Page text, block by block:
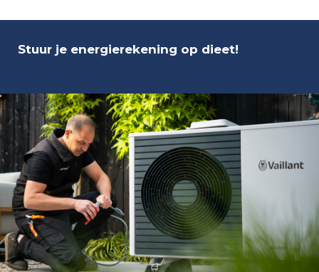
Stuur je energierekening op dieet!